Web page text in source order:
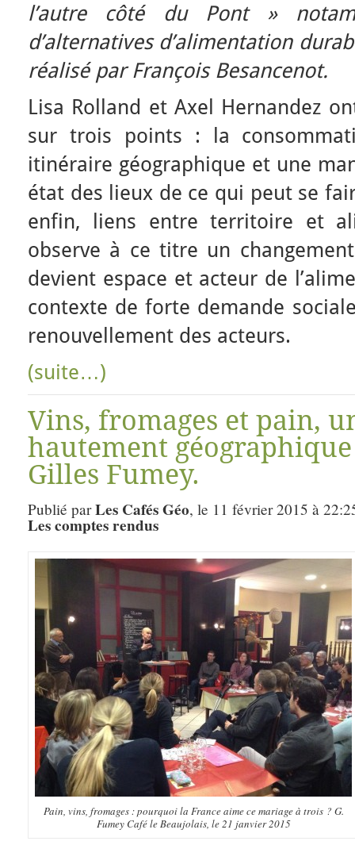
l’autre côté du Pont »
d’alternatives d’alimentation
réalisé par François Besancenot.
Lisa Rolland et Axel Hernandez
sur trois points : la
itinéraire géographique et une
état des lieux de ce qui peut se
enfin, liens entre territoire et
observe à ce titre un
devient espace et acteur de
contexte de forte demande
renouvellement des acteurs.
(suite…)
Vins, fromages et pain,
hautement
Gilles Fumey.
Publié parLes Cafés Géo, le 11 février 2015 à
Les comptes rendus
Pain, vins, fromages : pourquoi la France aime ce mariage à trois ? G.
Fumey Café le Beaujolais, le 21 janvier 2015